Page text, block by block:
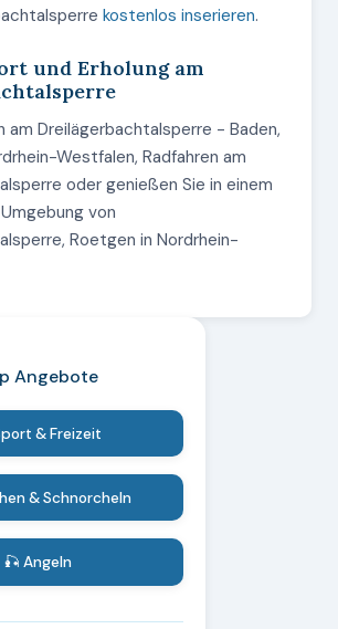
kostenlos inserieren.
und Erholung am
am Dreilägerbachtalsperre - Baden,
Westfalen, Radfahren am
oder genießen Sie in einem
von
Roetgen in Nordrhein-
Angebote
& Freizeit
& Schnorcheln
🎣 Angeln